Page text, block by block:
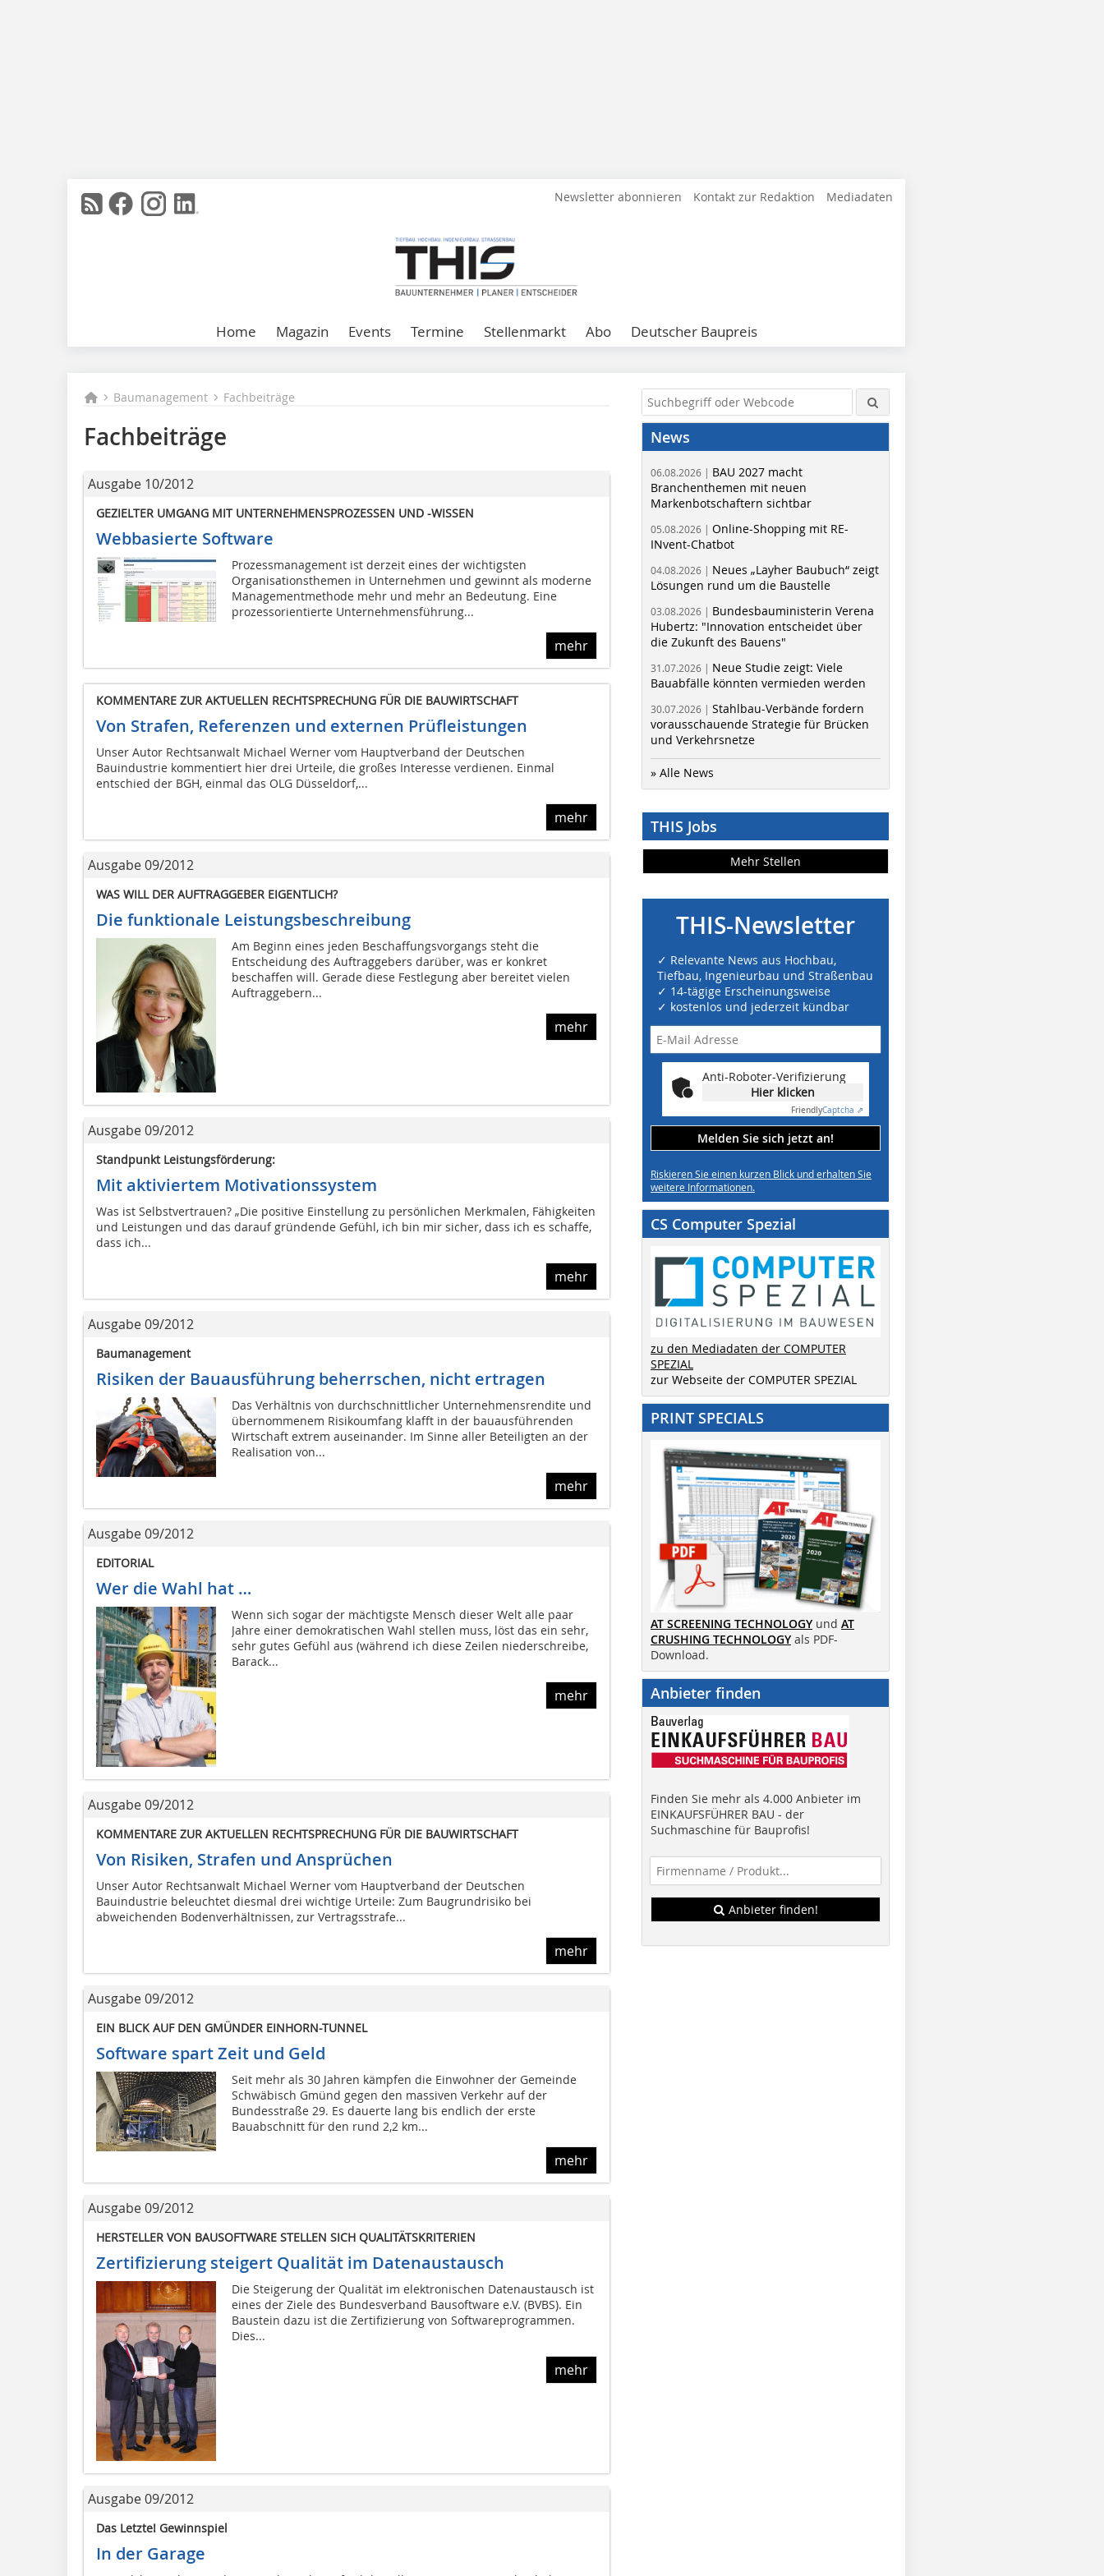
Newsletter abonnieren Kontakt zur Redaktion Mediadaten
Home Magazin Events Termine Stellenmarkt Abo Deutscher Baupreis
Baumanagement Fachbeiträge
Fachbeiträge
Ausgabe 10/2012
GEZIELTER UMGANG MIT UNTERNEHMENSPROZESSEN UND -WISSEN
Webbasierte Software
Prozessmanagement ist derzeit eines der wichtigsten
Organisationsthemen in Unternehmen und gewinnt als moderne
Managementmethode mehr und mehr an Bedeutung. Eine
prozessorientierte Unternehmensführung...
mehr
KOMMENTARE ZUR AKTUELLEN RECHTSPRECHUNG FÜR DIE BAUWIRTSCHAFT
Von Strafen, Referenzen und externen Prüfleistungen
Unser Autor Rechtsanwalt Michael Werner vom Hauptverband der Deutschen
Bauindustrie kommentiert hier drei Urteile, die großes Interesse verdienen. Einmal
entschied der BGH, einmal das OLG Düsseldorf,...
mehr
Ausgabe 09/2012
WAS WILL DER AUFTRAGGEBER EIGENTLICH?
Die funktionale ­Leistungsbeschreibung
Am Beginn eines jeden Beschaffungsvorgangs steht die
Entscheidung des Auftraggebers darüber, was er konkret
beschaffen will. Gerade diese Festlegung aber bereitet vielen
Auftraggebern...
mehr
Ausgabe 09/2012
Standpunkt Leistungsförderung:
Mit aktiviertem Motivationssystem
Was ist Selbstvertrauen? „Die positive Einstellung zu persönlichen Merkmalen, Fähigkeiten
und Leistungen und das darauf gründende Gefühl, ich bin mir sicher, dass ich es schaffe,
dass ich...
mehr
Ausgabe 09/2012
Baumanagement
Risiken der Bauausführung ­beherrschen, nicht ertragen
Das Verhältnis von durchschnittlicher Unternehmensrendite und
übernommenem Risikoumfang klafft in der bauausführenden
Wirtschaft extrem auseinander. Im Sinne aller Beteiligten an der
Realisation von...
mehr
Ausgabe 09/2012
EDITORIAL
Wer die Wahl hat …
Wenn sich sogar der mächtigste Mensch dieser Welt alle paar
Jahre einer demokratischen Wahl stellen muss, löst das ein sehr,
sehr gutes Gefühl aus (während ich diese Zeilen niederschreibe,
Barack...
mehr
Ausgabe 09/2012
KOMMENTARE ZUR AKTUELLEN RECHTSPRECHUNG FÜR DIE BAUWIRTSCHAFT
Von Risiken, Strafen und Ansprüchen
Unser Autor Rechtsanwalt Michael Werner vom Hauptverband der Deutschen
Bauindustrie beleuchtet diesmal drei wichtige Urteile: Zum Baugrundrisiko bei
abweichenden Bodenverhältnissen, zur Vertragsstrafe...
mehr
Ausgabe 09/2012
EIN BLICK AUF DEN GMÜNDER EINHORN-TUNNEL
Software spart Zeit und Geld
Seit mehr als 30 Jahren kämpfen die Einwohner der Gemeinde
Schwäbisch Gmünd gegen den massiven Verkehr auf der
Bundesstraße 29. Es dauerte lang bis endlich der erste
Bauabschnitt für den rund 2,2 km...
mehr
Ausgabe 09/2012
HERSTELLER VON BAUSOFTWARE STELLEN SICH QUALITÄTSKRITERIEN
Zertifizierung steigert ­Qualität im Datenaustausch
Die Steigerung der Qualität im elektronischen Datenaustausch ist
eines der Ziele des Bundesverband Bausoftware e.V. (BVBS). Ein
Baustein dazu ist die Zertifizierung von Softwareprogrammen.
Dies...
mehr
Ausgabe 09/2012
Das Letzte! Gewinnspiel
In der Garage
News
06.08.2026 | BAU 2027 macht
Branchenthemen mit neuen
Markenbotschaftern sichtbar
05.08.2026 | Online-Shopping mit RE-
INvent-Chatbot
04.08.2026 | Neues „Layher Baubuch“ zeigt
Lösungen rund um die Baustelle
03.08.2026 | Bundesbauministerin Verena
Hubertz: "Innovation entscheidet über
die Zukunft des Bauens"
31.07.2026 | Neue Studie zeigt: Viele
Bauabfälle könnten vermieden werden
30.07.2026 | Stahlbau-Verbände fordern
vorausschauende Strategie für Brücken
und Verkehrsnetze
» Alle News
THIS Jobs
Mehr Stellen
THIS-Newsletter
✓ Relevante News aus Hochbau,
Tiefbau, Ingenieurbau und Straßenbau
✓ 14-tägige Erscheinungsweise
✓ kostenlos und jederzeit kündbar
Anti-Roboter-Verifizierung
Hier klicken
FriendlyCaptcha ⇗
Melden Sie sich jetzt an!
Riskieren Sie einen kurzen Blick und erhalten Sie
weitere Informationen.
CS Computer Spezial
zu den Mediadaten der COMPUTER
SPEZIAL
zur Webseite der COMPUTER SPEZIAL
PRINT SPECIALS
AT SCREENING TECHNOLOGY und AT
CRUSHING TECHNOLOGY als PDF-
Download.
Anbieter finden
Finden Sie mehr als 4.000 Anbieter im
EINKAUFSFÜHRER BAU - der
Suchmaschine für Bauprofis!
Anbieter finden!